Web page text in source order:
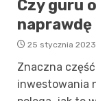
Czy guru
naprawdę
25 stycznia 2023
Znaczna
inwestowania